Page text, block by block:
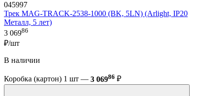
045997
Трек MAG-TRACK-2538-1000 (BK, 5LN) (Arlight, IP20
Металл, 5 лет)
3 06986
₽/шт
В наличии
Коробка (картон) 1 шт — 3 06986 ₽